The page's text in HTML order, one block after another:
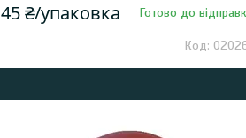
45 ₴/упаковка Готово до